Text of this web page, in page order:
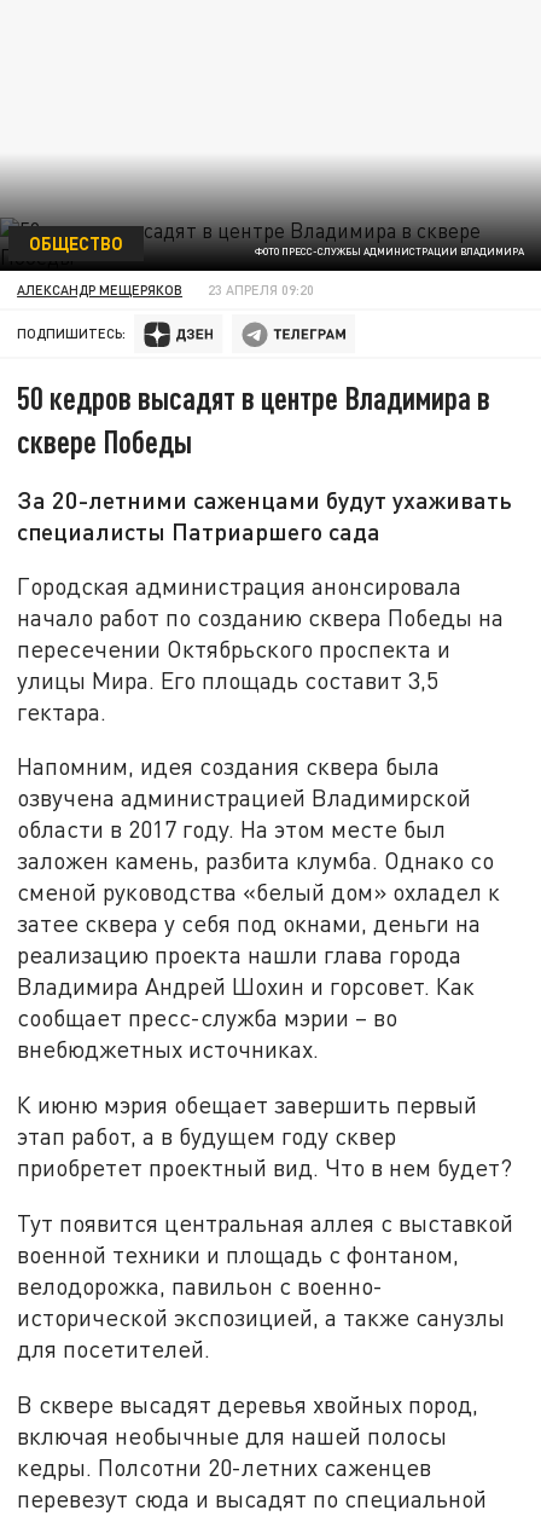
ФОТО ПРЕСС-СЛУЖБЫ АДМИНИСТРАЦИИ ВЛАДИМИРА
ОБЩЕСТВО
АЛЕКСАНДР МЕЩЕРЯКОВ 23 АПРЕЛЯ 09:20
ПОДПИШИТЕСЬ:
50 кедров высадят в центре Владимира в
сквере Победы
За 20-летними саженцами будут ухаживать
специалисты Патриаршего сада
Городская администрация анонсировала
начало работ по созданию сквера Победы на
пересечении Октябрьского проспекта и
улицы Мира. Его площадь составит 3,5
гектара.
Напомним, идея создания сквера была
озвучена администрацией Владимирской
области в 2017 году. На этом месте был
заложен камень, разбита клумба. Однако со
сменой руководства «белый дом» охладел к
затее сквера у себя под окнами, деньги на
реализацию проекта нашли глава города
Владимира Андрей Шохин и горсовет. Как
сообщает пресс-служба мэрии – во
внебюджетных источниках.
К июню мэрия обещает завершить первый
этап работ, а в будущем году сквер
приобретет проектный вид. Что в нем будет?
Тут появится центральная аллея с выставкой
военной техники и площадь с фонтаном,
велодорожка, павильон с военно-
исторической экспозицией, а также санузлы
для посетителей.
В сквере высадят деревья хвойных пород,
включая необычные для нашей полосы
кедры. Полсотни 20-летних саженцев
перевезут сюда и высадят по специальной